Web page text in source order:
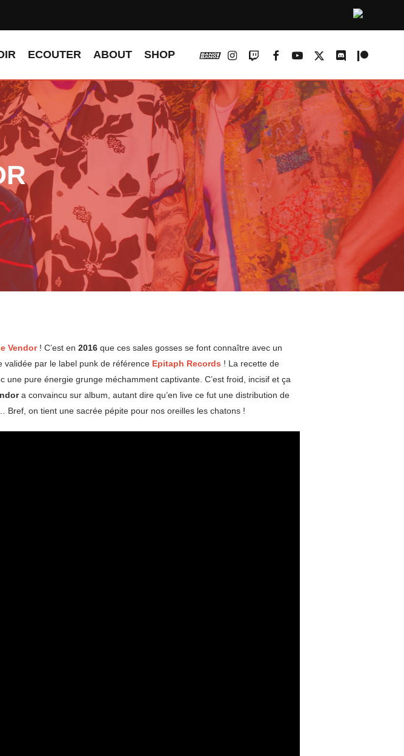
ECOUTER ABOUT SHOP vk instagram
twitchfacebookyoutube
x-
discordpatreon
Vendor ! C’est en 2016 que ces sales gosses se font connaître avec un
validée par le label punk de référence Epitaph Records ! La recette de
pure énergie grunge méchamment captivante. C’est froid, incisif et ça
a convaincu sur album, autant dire qu’en live ce fut une distribution de
on tient une sacrée pépite pour nos oreilles les chatons !